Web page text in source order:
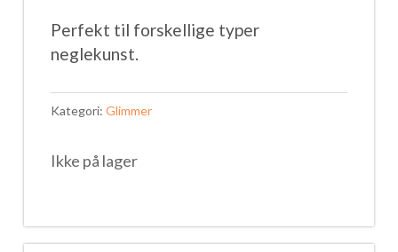
Perfekt til forskellige typer
neglekunst.
Kategori: Glimmer
Ikke på lager